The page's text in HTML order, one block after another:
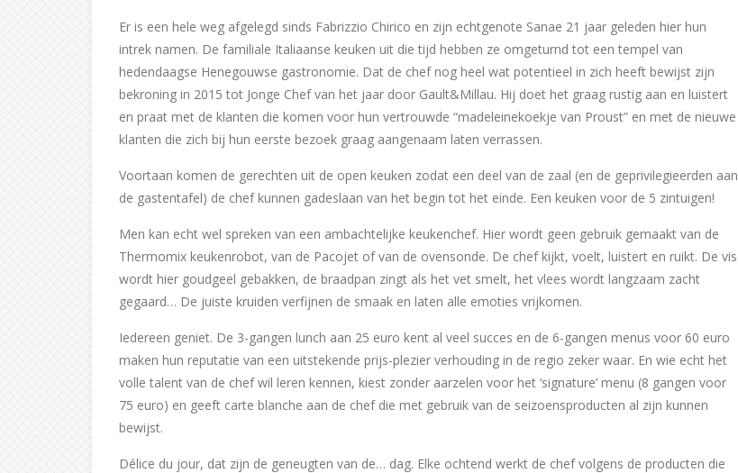
Er is een hele weg afgelegd sinds Fabrizzio Chirico en zijn echtgenote Sanae 21 jaar geleden hier hun
intrek namen. De familiale Italiaanse keuken uit die tijd hebben ze omgeturnd tot een tempel van
hedendaagse Henegouwse gastronomie. Dat de chef nog heel wat potentieel in zich heeft bewijst zijn
bekroning in 2015 tot Jonge Chef van het jaar door Gault&Millau. Hij doet het graag rustig aan en luistert
en praat met de klanten die komen voor hun vertrouwde “madeleinekoekje van Proust” en met de nieuwe
klanten die zich bij hun eerste bezoek graag aangenaam laten verrassen.
Voortaan komen de gerechten uit de open keuken zodat een deel van de zaal (en de geprivilegieerden aan
de gastentafel) de chef kunnen gadeslaan van het begin tot het einde. Een keuken voor de 5 zintuigen!
Men kan echt wel spreken van een ambachtelijke keukenchef. Hier wordt geen gebruik gemaakt van de
Thermomix keukenrobot, van de Pacojet of van de ovensonde. De chef kijkt, voelt, luistert en ruikt. De vis
wordt hier goudgeel gebakken, de braadpan zingt als het vet smelt, het vlees wordt langzaam zacht
gegaard… De juiste kruiden verfijnen de smaak en laten alle emoties vrijkomen.
Iedereen geniet. De 3-gangen lunch aan 25 euro kent al veel succes en de 6-gangen menus voor 60 euro
maken hun reputatie van een uitstekende prijs-plezier verhouding in de regio zeker waar. En wie echt het
volle talent van de chef wil leren kennen, kiest zonder aarzelen voor het ‘signature’ menu (8 gangen voor
75 euro) en geeft carte blanche aan de chef die met gebruik van de seizoensproducten al zijn kunnen
bewijst.
Délice du jour, dat zijn de geneugten van de… dag. Elke ochtend werkt de chef volgens de producten die